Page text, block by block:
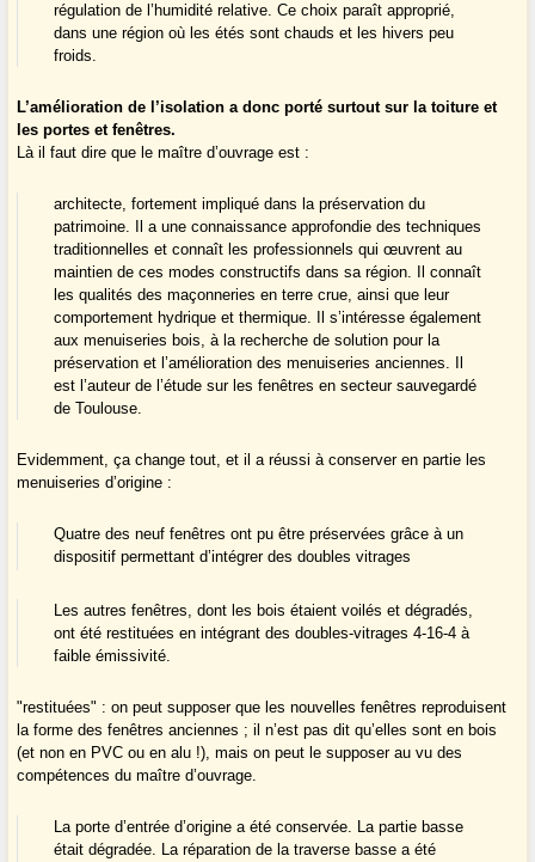
régulation de l’humidité relative. Ce choix paraît approprié,
dans une région où les étés sont chauds et les hivers peu
froids.
L’amélioration de l’isolation a donc porté surtout sur la toiture et
les portes et fenêtres.
Là il faut dire que le maître d’ouvrage est :
architecte, fortement impliqué dans la préservation du
patrimoine. Il a une connaissance approfondie des techniques
traditionnelles et connaît les professionnels qui œuvrent au
maintien de ces modes constructifs dans sa région. Il connaît
les qualités des maçonneries en terre crue, ainsi que leur
comportement hydrique et thermique. Il s’intéresse également
aux menuiseries bois, à la recherche de solution pour la
préservation et l’amélioration des menuiseries anciennes. Il
est l’auteur de l’étude sur les fenêtres en secteur sauvegardé
de Toulouse.
Evidemment, ça change tout, et il a réussi à conserver en partie les
menuiseries d’origine :
Quatre des neuf fenêtres ont pu être préservées grâce à un
dispositif permettant d’intégrer des doubles vitrages
Les autres fenêtres, dont les bois étaient voilés et dégradés,
ont été restituées en intégrant des doubles-vitrages 4-16-4 à
faible émissivité.
"restituées" : on peut supposer que les nouvelles fenêtres reproduisent
la forme des fenêtres anciennes ; il n’est pas dit qu’elles sont en bois
(et non en PVC ou en alu !), mais on peut le supposer au vu des
compétences du maître d’ouvrage.
La porte d’entrée d’origine a été conservée. La partie basse
était dégradée. La réparation de la traverse basse a été